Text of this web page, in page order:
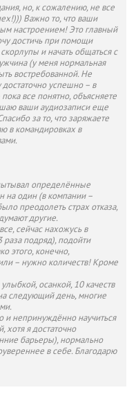
но, к сожалению, не все
Важно то, что ваши
настроением! Это главный
достичь при помощи
и начать общаться с
(у меня нормальная
востребованной. Не
достаточно успешно – в
все понятно, объясняете
ваши аудиозаписи еще
за то, что заряжаете
в командировках в
определённые
на один (в компании –
преодолеть страх отказа,
другие.
сейчас нахожусь в
раза подряд), подойти
этого, конечно,
– нужно количеств! Кроме
осанкой, 10 качеств
следующий день, многие
и непринуждённо научиться
хотя я достаточно
барьеры), нормально
в себе. Благодарю